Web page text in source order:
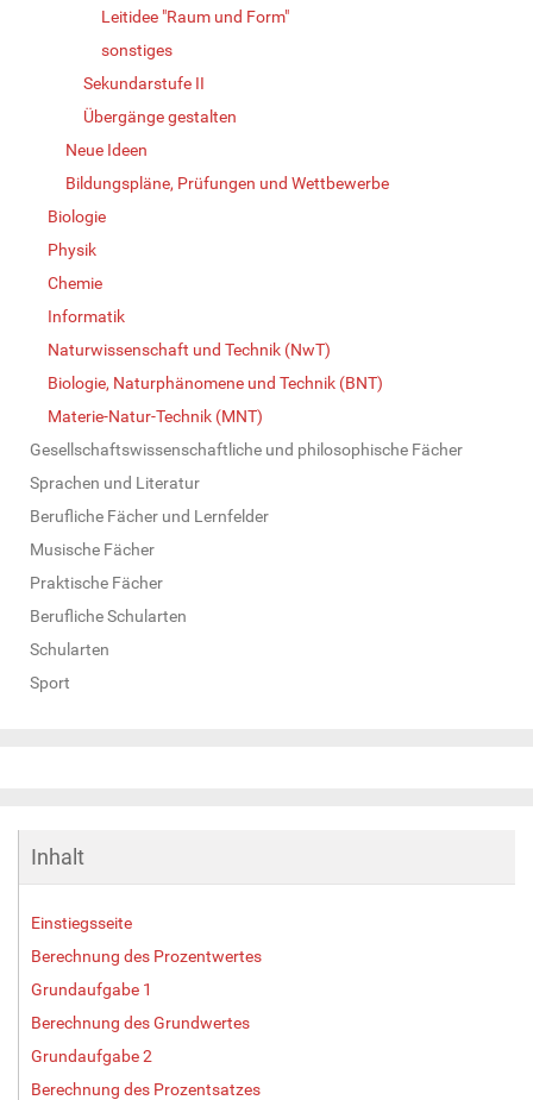
Leitidee "Raum und Form"
sonstiges
Sekundarstufe II
Übergänge gestalten
Neue Ideen
Bildungspläne, Prüfungen und Wettbewerbe
Biologie
Physik
Chemie
Informatik
Naturwissenschaft und Technik (NwT)
Biologie, Naturphänomene und Technik (BNT)
Materie-Natur-Technik (MNT)
Gesellschaftswissenschaftliche und philosophische Fächer
Sprachen und Literatur
Berufliche Fächer und Lernfelder
Musische Fächer
Praktische Fächer
Berufliche Schularten
Schularten
Sport
Inhalt
Einstiegsseite
Berechnung des Prozentwertes
Grundaufgabe 1
Berechnung des Grundwertes
Grundaufgabe 2
Berechnung des Prozentsatzes